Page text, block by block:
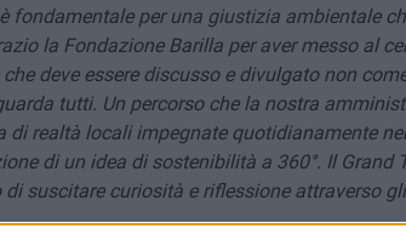
fondamentale per una giustizia ambientale
la Fondazione Barilla per aver messo al
deve essere discusso e divulgato non
tutti. Un percorso che la nostra
di realtà locali impegnate quotidianamente
di un idea di sostenibilità a 360°. Il Grand
suscitare curiosità e riflessione attraverso